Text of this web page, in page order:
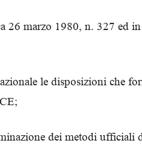
26 marzo 1980, n. 327 ed
le disposizioni che
dei metodi ufficiali